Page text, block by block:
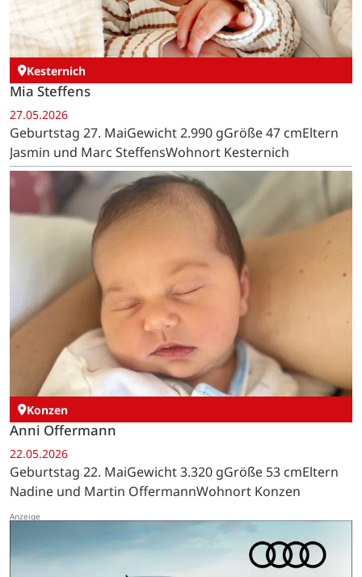
Kesternich
Mia Steffens
27.05.2026
Geburtstag 27. MaiGewicht 2.990 gGröße 47 cmEltern
Jasmin und Marc SteffensWohnort Kesternich
Konzen
Anni Offermann
22.05.2026
Geburtstag 22. MaiGewicht 3.320 gGröße 53 cmEltern
Nadine und Martin OffermannWohnort Konzen